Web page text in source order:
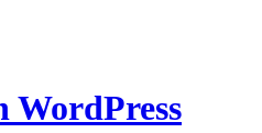
WordPress